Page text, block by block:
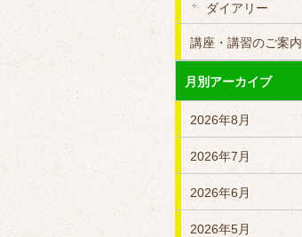
ダイアリー
講座・講習のご案内
月別アーカイブ
2026年8月
2026年7月
2026年6月
2026年5月